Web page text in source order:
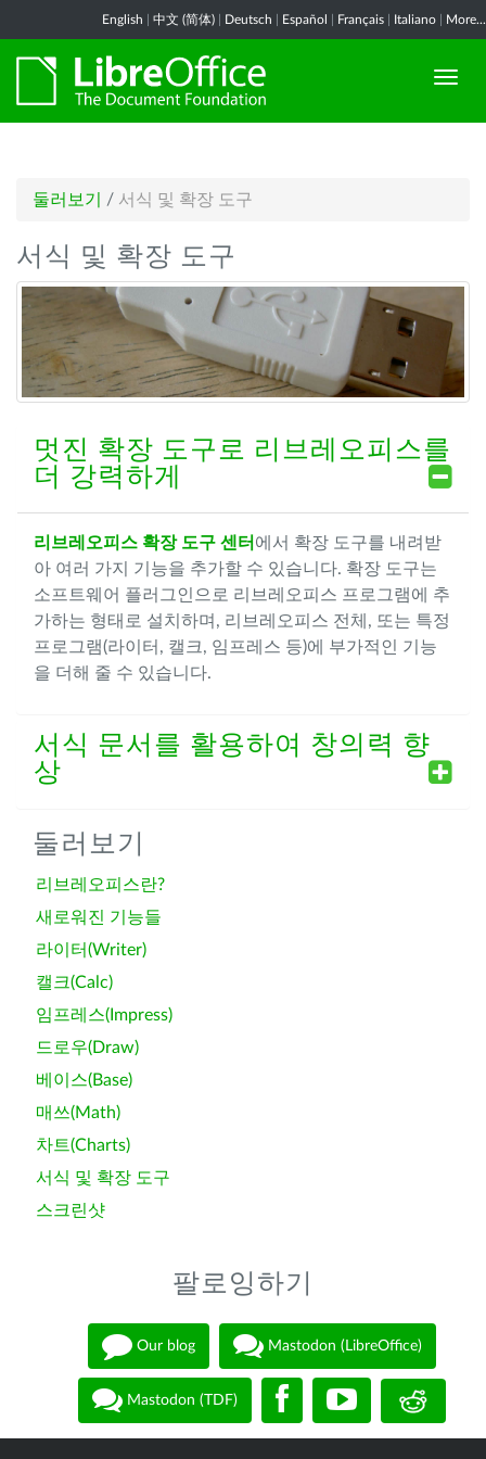
English 中文 (简体) Deutsch Español Français Italiano More...
둘러보기 / 서식 및 확장 도구
서식 및 확장 도구
멋진 확장 도구로 리브레오피스를
더 강력하게
리브레오피스 확장 도구 센터 에서 확장 도구를 내려받
아 여러 가지 기능을 추가할 수 있습니다. 확장 도구는
소프트웨어 플러그인으로 리브레오피스 프로그램에 추
가하는 형태로 설치하며, 리브레오피스 전체, 또는 특정
프로그램(라이터, 캘크, 임프레스 등)에 부가적인 기능
을 더해 줄 수 있습니다.
서식 문서를 활용하여 창의력 향
상
둘러보기
리브레오피스란?
새로워진 기능들
라이터(Writer)
캘크(Calc)
임프레스(Impress)
드로우(Draw)
베이스(Base)
매쓰(Math)
차트(Charts)
서식 및 확장 도구
스크린샷
팔로잉하기
Our blog Mastodon (LibreOffice)
Mastodon (TDF)